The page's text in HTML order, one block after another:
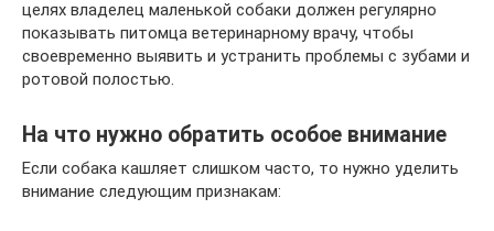
целях владелец маленькой собаки должен регулярно
показывать питомца ветеринарному врачу, чтобы
своевременно выявить и устранить проблемы с зубами и
ротовой полостью.
На что нужно обратить особое внимание
Если собака кашляет слишком часто, то нужно уделить
внимание следующим признакам: